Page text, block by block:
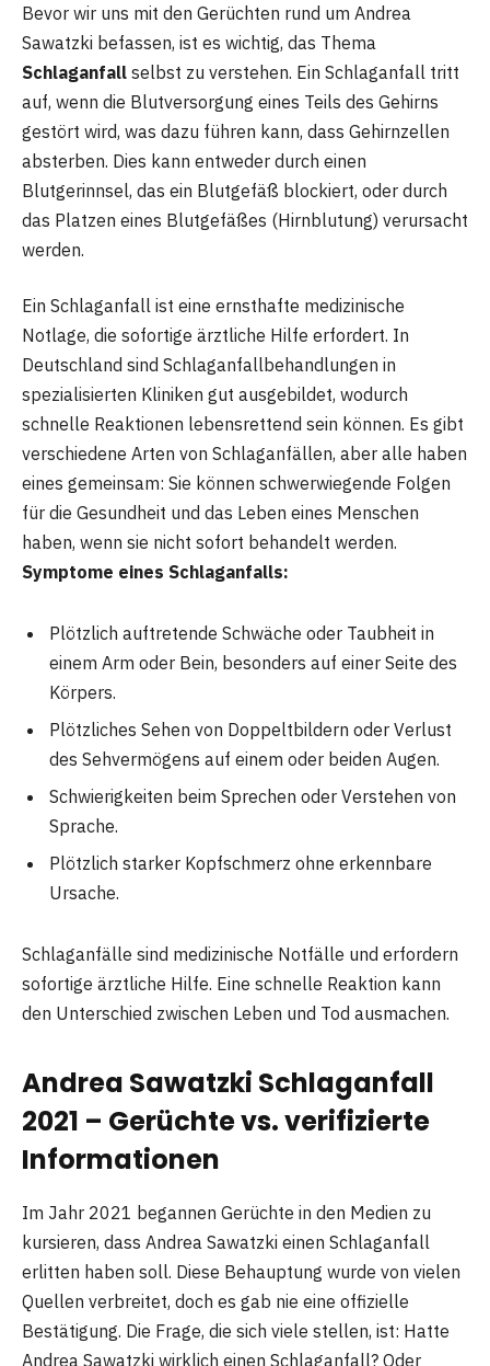
Bevor wir uns mit den Gerüchten rund um Andrea
Sawatzki befassen, ist es wichtig, das Thema
Schlaganfall selbst zu verstehen. Ein Schlaganfall tritt
auf, wenn die Blutversorgung eines Teils des Gehirns
gestört wird, was dazu führen kann, dass Gehirnzellen
absterben. Dies kann entweder durch einen
Blutgerinnsel, das ein Blutgefäß blockiert, oder durch
das Platzen eines Blutgefäßes (Hirnblutung) verursacht
werden.
Ein Schlaganfall ist eine ernsthafte medizinische
Notlage, die sofortige ärztliche Hilfe erfordert. In
Deutschland sind Schlaganfallbehandlungen in
spezialisierten Kliniken gut ausgebildet, wodurch
schnelle Reaktionen lebensrettend sein können. Es gibt
verschiedene Arten von Schlaganfällen, aber alle haben
eines gemeinsam: Sie können schwerwiegende Folgen
für die Gesundheit und das Leben eines Menschen
haben, wenn sie nicht sofort behandelt werden.
Symptome eines Schlaganfalls:
Plötzlich auftretende Schwäche oder Taubheit in
einem Arm oder Bein, besonders auf einer Seite des
Körpers.
Plötzliches Sehen von Doppeltbildern oder Verlust
des Sehvermögens auf einem oder beiden Augen.
Schwierigkeiten beim Sprechen oder Verstehen von
Sprache.
Plötzlich starker Kopfschmerz ohne erkennbare
Ursache.
Schlaganfälle sind medizinische Notfälle und erfordern
sofortige ärztliche Hilfe. Eine schnelle Reaktion kann
den Unterschied zwischen Leben und Tod ausmachen.
Andrea Sawatzki Schlaganfall
2021 – Gerüchte vs. verifizierte
Informationen
Im Jahr 2021 begannen Gerüchte in den Medien zu
kursieren, dass Andrea Sawatzki einen Schlaganfall
erlitten haben soll. Diese Behauptung wurde von vielen
Quellen verbreitet, doch es gab nie eine offizielle
Bestätigung. Die Frage, die sich viele stellen, ist: Hatte
Andrea Sawatzki wirklich einen Schlaganfall? Oder